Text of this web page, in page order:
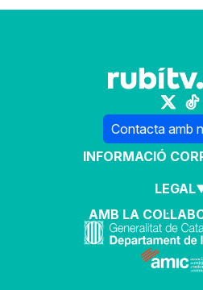
Contacta amb
INFORMACIÓ
LEGAL
AMB LA